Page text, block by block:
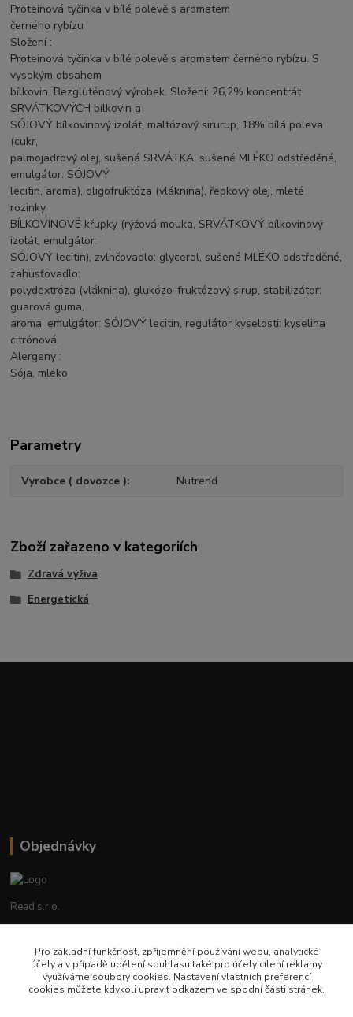
Proteinová tyčinka v bílé polevě s aromatem
černého rybízu
Složení :
Proteinová tyčinka v bílé polevě s aromatem černého rybízu. S
vysokým obsahem
bílkovin. Bezgluténový výrobek. Složení: 26,2% koncentrát
SRVÁTKOVÝCH bílkovin a
SÓJOVÝ bílkovinový izolát, maltózový sirurup, 18% bílá poleva
(cukr,
palmojadrový olej, sušená SRVÁTKA, sušené MLÉKO odstředěné,
emulgátor: SÓJOVÝ
lecitin, aroma), oligofruktóza (vláknina), řepkový olej, mleté
rozinky,
BÍLKOVINOVÉ křupky (rýžová mouka, SRVÁTKOVÝ bílkovinový
izolát, emulgátor:
SÓJOVÝ lecitin), zvlhčovadlo: glycerol, sušené MLÉKO odstředěné,
zahusťovadlo:
polydextróza (vláknina), glukózo-fruktózový sirup, stabilizátor:
guarová guma,
aroma, emulgátor: SÓJOVÝ lecitin, regulátor kyselosti: kyselina
citrónová.
Alergeny :
Sója, mléko
Parametry
Vyrobce ( dovozce ) Nutrend
Zboží zařazeno v kategoriích
Zdravá výživa
Energetická
Objednávky
Read s.r.o.
+420 602 388 763
Po - Pá 8 - 14h
Pro základní funkčnost, zpříjemnění používání webu, analytické
účely a v případě udělení souhlasu také pro účely cílení reklamy
využíváme soubory cookies. Nastavení vlastních preferencí
cookies můžete kdykoli upravit odkazem ve spodní části stránek.